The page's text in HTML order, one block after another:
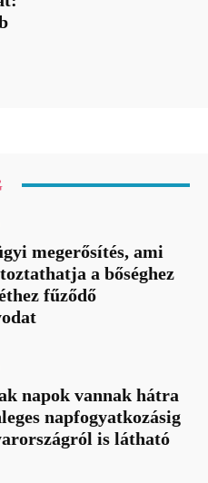
megerősítés, ami
a bőséghez
fűződő
napok vannak hátra
napfogyatkozásig
is látható